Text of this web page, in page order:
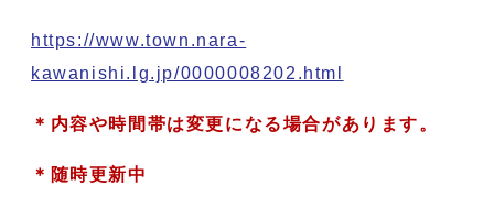
https://www.town.nara-
kawanishi.lg.jp/0000008202.html
＊内容や時間帯は変更になる場合があります。
＊随時更新中